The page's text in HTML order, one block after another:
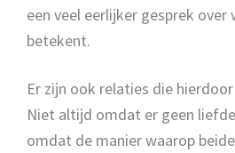
een veel eerlijker gesprek
betekent.
Er zijn ook relaties die
Niet altijd omdat er geen
omdat de manier waarop